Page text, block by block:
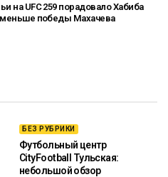
на UFC 259 порадовало Хабиба
победы Махачева
БЕЗ РУБРИКИ
Футбольный центр
CityFootball Тульская:
небольшой обзор